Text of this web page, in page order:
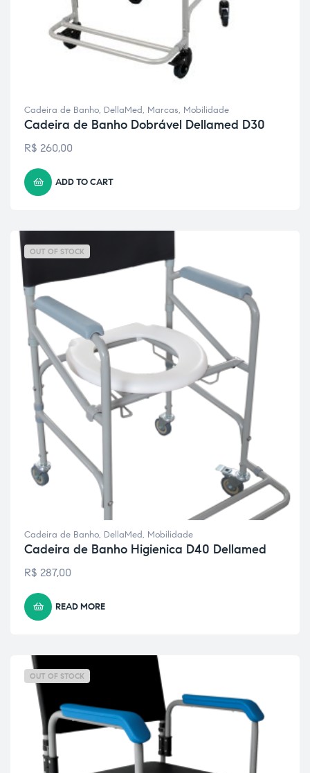
Cadeira de Banho, DellaMed, Marcas, Mobilidade
Cadeira de Banho Dobrável Dellamed D30
R$ 260,00
ADD TO CART
OUT OF STOCK
Cadeira de Banho, DellaMed, Mobilidade
Cadeira de Banho Higienica D40 Dellamed
R$ 287,00
READ MORE
OUT OF STOCK